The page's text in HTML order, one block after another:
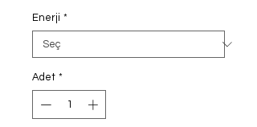
Enerji *
Adet *